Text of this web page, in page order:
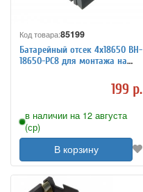
Код товара:85199
Батарейный отсек 4х18650 BH-
18650-PC8 для монтажа на
199 р.
в наличии на 12 августа
(ср)
В корзину